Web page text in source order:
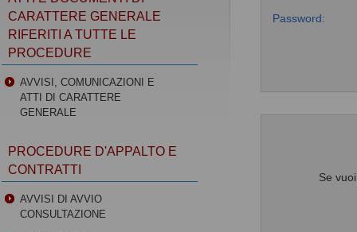
Password:
Se
CARATTERE GENERALE
RIFERITI A TUTTE LE
PROCEDURE
AVVISI, COMUNICAZIONI E
ATTI DI CARATTERE
GENERALE
PROCEDURE D'APPALTO E
CONTRATTI
AVVISI DI AVVIO
CONSULTAZIONE